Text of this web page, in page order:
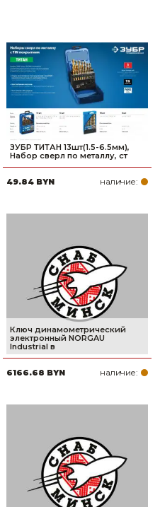
ЗУБР ТИТАН 13шт(1.5-6.5мм),
Набор сверл по металлу, ст
49.84 BYN наличие:
Ключ динамометрический
электронный NORGAU
Industrial в
6166.68 BYN наличие: